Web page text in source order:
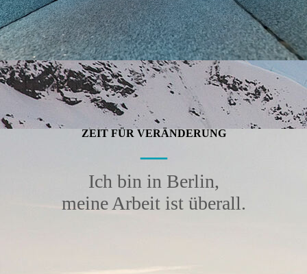
ZEIT FÜR VERÄNDERUNG
—
Ich bin in Berlin,
meine Arbeit ist überall.